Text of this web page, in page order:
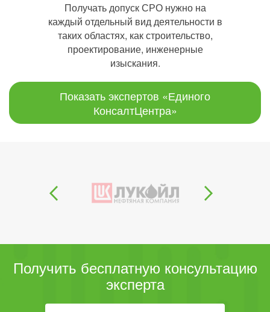
Получать допуск СРО нужно на
каждый отдельный вид деятельности в
таких областях, как строительство,
проектирование, инженерные
изыскания.
Показать экспертов «Единого
КонсалтЦентра»
Получить бесплатную консультацию
эксперта